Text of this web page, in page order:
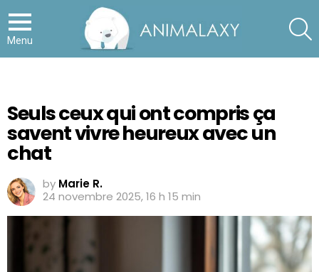
Menu
Seuls ceux qui ont compris ça
savent vivre heureux avec un
chat
by Marie R.
24 novembre 2025, 16 h 15 min